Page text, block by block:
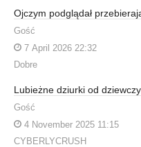
Ojczym podglądał
Gość
7 April 2026 22:32
Dobre
Lubieżne dziurki od
Gość
4 November 2025 11:15
CYBERLYCRUSH